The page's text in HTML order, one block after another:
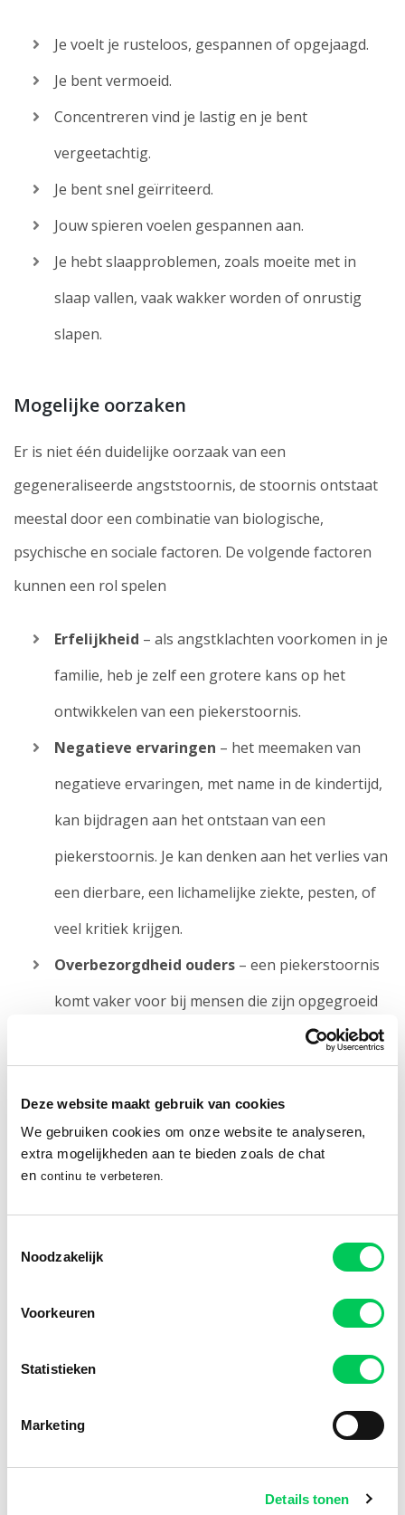
Deze website maakt gebruik van cookies
We gebruiken cookies om onze website te analyseren,
extra mogelijkheden aan te bieden zoals de chat
en continu te verbeteren.
Noodzakelijk
Voorkeuren
Statistieken
Marketing
Details tonen
Je voelt je rusteloos, gespannen of opgejaagd.
Je bent vermoeid.
Concentreren vind je lastig en je bent
vergeetachtig.
Je bent snel geïrriteerd.
Jouw spieren voelen gespannen aan.
Je hebt slaapproblemen, zoals moeite met in
slaap vallen, vaak wakker worden of onrustig
slapen.
Mogelijke oorzaken
Er is niet één duidelijke oorzaak van een
gegeneraliseerde angststoornis, de stoornis ontstaat
meestal door een combinatie van biologische,
psychische en sociale factoren. De volgende factoren
kunnen een rol spelen
Erfelijkheid – als angstklachten voorkomen in je
familie, heb je zelf een grotere kans op het
ontwikkelen van een piekerstoornis.
Negatieve ervaringen – het meemaken van
negatieve ervaringen, met name in de kindertijd,
kan bijdragen aan het ontstaan van een
piekerstoornis. Je kan denken aan het verlies van
een dierbare, een lichamelijke ziekte, pesten, of
veel kritiek krijgen.
Overbezorgdheid ouders – een piekerstoornis
komt vaker voor bij mensen die zijn opgegroeid
ook sneller geneigd tot piekeren.
Karakter
– bepaalde karaktereigenschappen
spelen een rol bij het ontstaan van een
gegeneraliseerde angststoornis. Dit is het geval
voor heftig reageren op emoties en stress, jezelf
Het hebben van een gegeneraliseerde angststoornis is